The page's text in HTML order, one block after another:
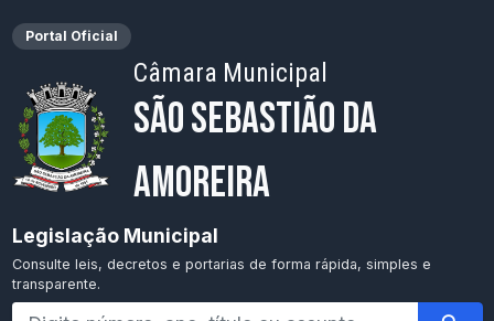
Portal Oficial
Câmara Municipal
São Sebastião da
Amoreira
Legislação Municipal
Consulte leis, decretos e portarias de forma rápida, simples e
transparente.